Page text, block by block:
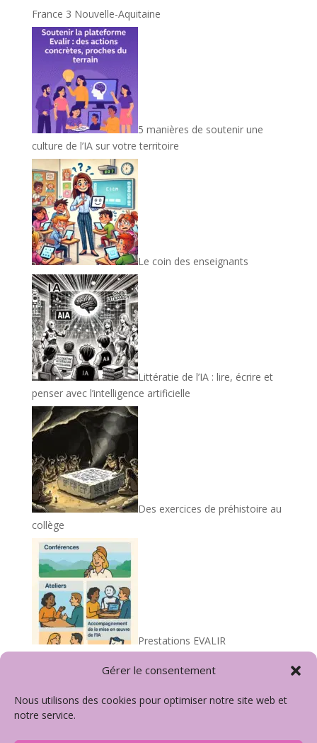
Gérer le consentement
Nous utilisons des cookies pour optimiser notre site web et
notre service.
France 3 Nouvelle-Aquitaine
5 manières de soutenir une
culture de l’IA sur votre territoire
Le coin des enseignants
Littératie de l’IA : lire, écrire et
penser avec l’intelligence artificielle
Des exercices de préhistoire au
collège
Prestations EVALIR
Mentions légales
Politique de Cookies